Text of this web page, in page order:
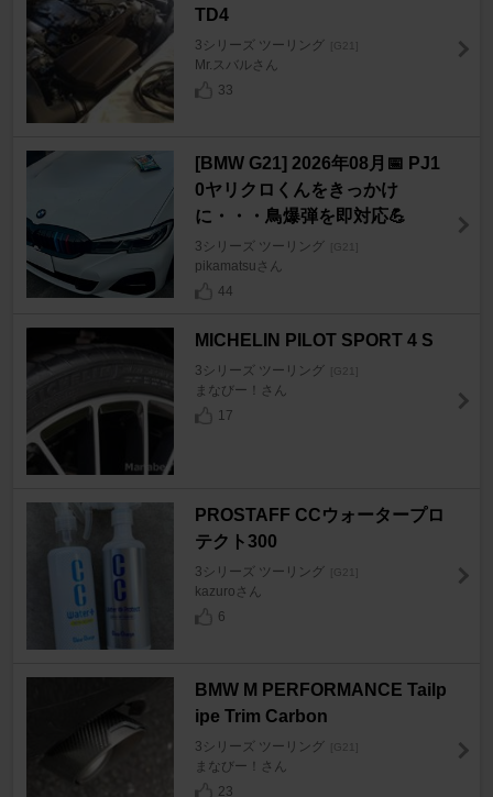
TD4
3シリーズ ツーリング [G21]
Mr.スバルさん
33
[BMW G21] 2026年08月📅 PJ1
0ヤリクロくんをきっかけ
に・・・鳥爆弾を即対応💪
3シリーズ ツーリング [G21]
pikamatsuさん
44
MICHELIN PILOT SPORT 4 S
3シリーズ ツーリング [G21]
まなびー！さん
17
PROSTAFF CCウォータープロ
テクト300
3シリーズ ツーリング [G21]
kazuroさん
6
BMW M PERFORMANCE Tailp
ipe Trim Carbon
3シリーズ ツーリング [G21]
まなびー！さん
23